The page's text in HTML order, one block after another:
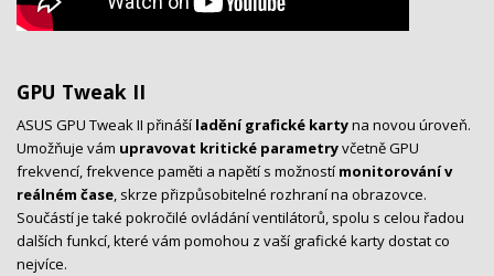
GPU Tweak II
ASUS GPU Tweak II přináší ladění grafické kartyna novou úroveň.
Umožňuje vám upravovat kritické parametryvčetně GPU
frekvencí, frekvence paměti a napětí s možností monitorování v
reálném čase, skrze přizpůsobitelné rozhraní na obrazovce.
Součástí je také pokročilé ovládání ventilátorů, spolu s celou řadou
dalších funkcí, které vám pomohou z vaší grafické karty dostat co
nejvíce.